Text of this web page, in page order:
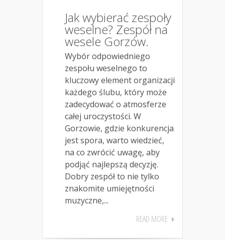
Jak wybierać zespoły
weselne? Zespół na
wesele Gorzów.
Wybór odpowiedniego
zespołu weselnego to
kluczowy element organizacji
każdego ślubu, który może
zadecydować o atmosferze
całej uroczystości. W
Gorzowie, gdzie konkurencja
jest spora, warto wiedzieć,
na co zwrócić uwagę, aby
podjąć najlepszą decyzję.
Dobry zespół to nie tylko
znakomite umiejętności
muzyczne,...
READ MORE